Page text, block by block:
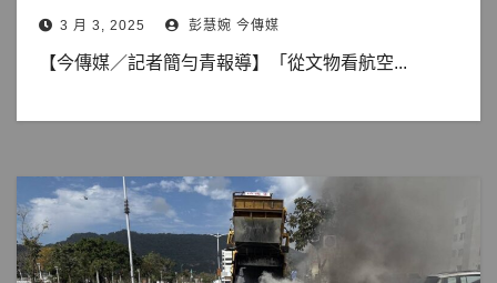
3 月 3, 2025 彭慧婉 今傳媒
【今傳媒／記者簡勻青報導】「從文物看航空...